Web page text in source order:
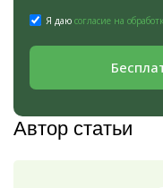
Я даю согласие на
Автор статьи